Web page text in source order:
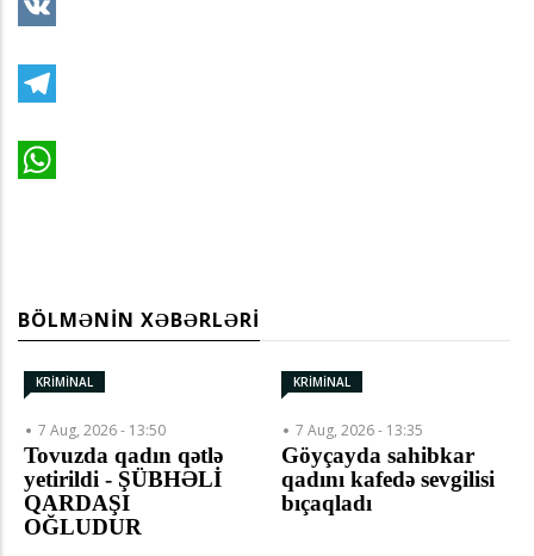
BÖLMƏNIN XƏBƏRLƏRI
KRİMİNAL
7 Aug, 2026 - 13:50
Tovuzda qadın qətlə
yetirildi - ŞÜBHƏLİ
QARDAŞI
OĞLUDUR
KRİMİNAL
7 Aug, 2026 - 13:35
Göyçayda sahibkar
qadını kafedə sevgilisi
bıçaqladı